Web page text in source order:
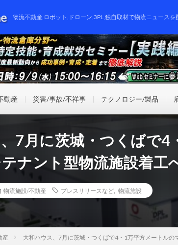
物流不動産,ロボット,ドローン,3PL,独自取材で物流ニュースを
動産 災害/事故/不祥事 テクノロジー/製品
7月に茨城・つくばで4
ナント型物流施設着工
物流施設/不動産 プレスリリースなど 物流施設
産 大和ハウス、7月に茨城・つくばで4・1万平方メートルの